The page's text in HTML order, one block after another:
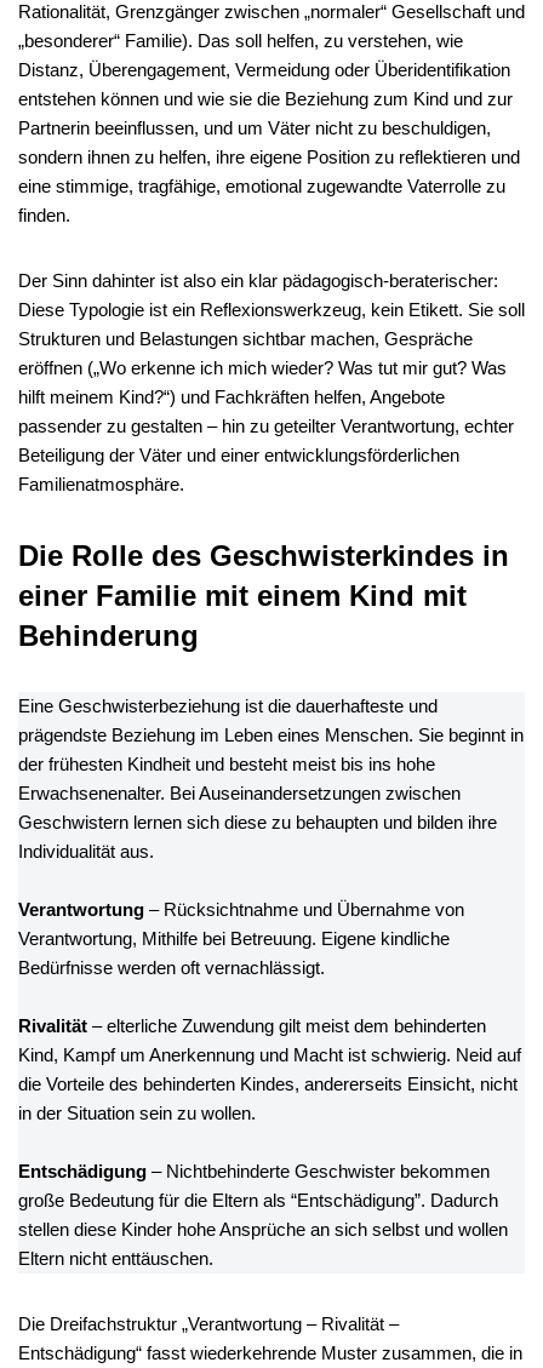
Rationalität, Grenzgänger zwischen „normaler“ Gesellschaft und
„besonderer“ Familie). Das soll helfen, zu verstehen, wie
Distanz, Überengagement, Vermeidung oder Überidentifikation
entstehen können und wie sie die Beziehung zum Kind und zur
Partnerin beeinflussen, und um Väter nicht zu beschuldigen,
sondern ihnen zu helfen, ihre eigene Position zu reflektieren und
eine stimmige, tragfähige, emotional zugewandte Vaterrolle zu
finden.
Der Sinn dahinter ist also ein klar pädagogisch-beraterischer:
Diese Typologie ist ein Reflexionswerkzeug, kein Etikett. Sie soll
Strukturen und Belastungen sichtbar machen, Gespräche
eröffnen („Wo erkenne ich mich wieder? Was tut mir gut? Was
hilft meinem Kind?“) und Fachkräften helfen, Angebote
passender zu gestalten – hin zu geteilter Verantwortung, echter
Beteiligung der Väter und einer entwicklungsförderlichen
Familienatmosphäre.
Die Rolle des Geschwisterkindes in
einer Familie mit einem Kind mit
Behinderung
Eine Geschwisterbeziehung ist die dauerhafteste und
prägendste Beziehung im Leben eines Menschen. Sie beginnt in
der frühesten Kindheit und besteht meist bis ins hohe
Erwachsenenalter. Bei Auseinandersetzungen zwischen
Geschwistern lernen sich diese zu behaupten und bilden ihre
Individualität aus.
Verantwortung – Rücksichtnahme und Übernahme von
Verantwortung, Mithilfe bei Betreuung. Eigene kindliche
Bedürfnisse werden oft vernachlässigt.
Rivalität – elterliche Zuwendung gilt meist dem behinderten
Kind, Kampf um Anerkennung und Macht ist schwierig. Neid auf
die Vorteile des behinderten Kindes, andererseits Einsicht, nicht
in der Situation sein zu wollen.
Entschädigung – Nichtbehinderte Geschwister bekommen
große Bedeutung für die Eltern als “Entschädigung”. Dadurch
stellen diese Kinder hohe Ansprüche an sich selbst und wollen
Eltern nicht enttäuschen.
Die Dreifachstruktur „Verantwortung – Rivalität –
Entschädigung“ fasst wiederkehrende Muster zusammen, die in